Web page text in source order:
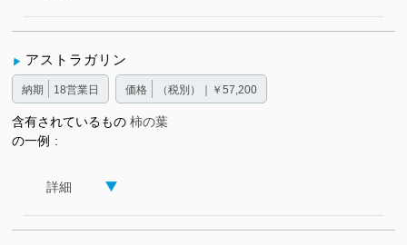
アストラガリン
納期 18営業日 価格 （税別）｜￥57,200
含有されているもの
の一例
柿の葉
詳細